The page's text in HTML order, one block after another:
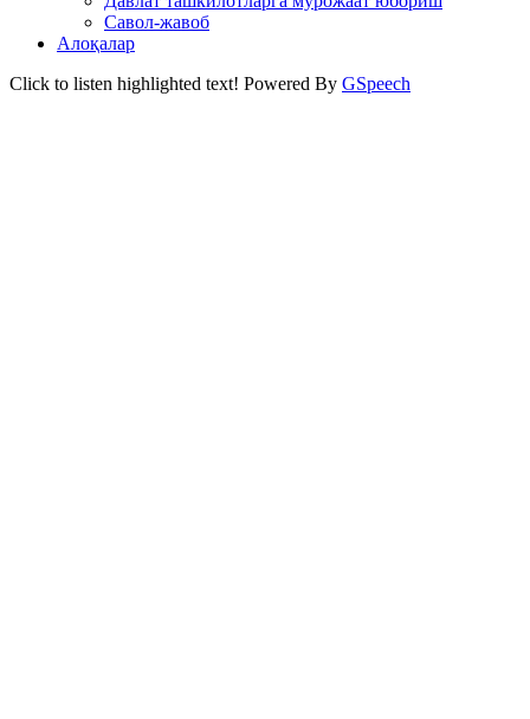
Савол-жавоб
Алоқалар
Click to listen highlighted text! Powered By GSpeech